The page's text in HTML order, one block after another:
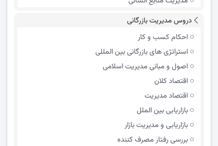
دروس مدیریت بازرگانی
احکام کسب و کار
استراتژی های بازرگانی بین المللی
اصول و مبانی مدیریت اسلامی
اقتصاد کلان
اقتصاد مدیریت
بازاریابی بین الملل
بازاریابی و مدیریت بازار
بررسی رفتار مصرف کننده